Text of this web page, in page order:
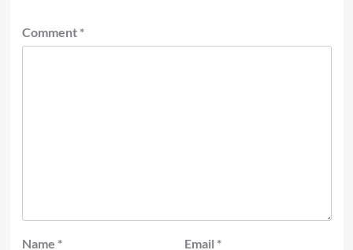
Comment *
Name * Email *